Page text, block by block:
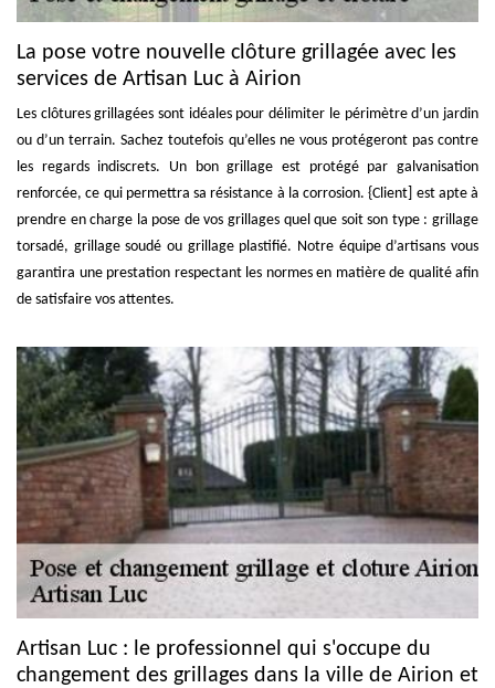
La pose votre nouvelle clôture grillagée avec les
services de Artisan Luc à Airion
Les clôtures grillagées sont idéales pour délimiter le périmètre d’un jardin
ou d’un terrain. Sachez toutefois qu’elles ne vous protégeront pas contre
les regards indiscrets. Un bon grillage est protégé par galvanisation
renforcée, ce qui permettra sa résistance à la corrosion. {Client] est apte à
prendre en charge la pose de vos grillages quel que soit son type : grillage
torsadé, grillage soudé ou grillage plastifié. Notre équipe d’artisans vous
garantira une prestation respectant les normes en matière de qualité afin
de satisfaire vos attentes.
Artisan Luc : le professionnel qui s'occupe du
changement des grillages dans la ville de Airion et